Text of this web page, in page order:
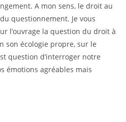
A mon sens, le droit au
questionnement. Je vous
l’ouvrage la question du droit à
son écologie propre, sur le
question d’interroger notre
émotions agréables mais